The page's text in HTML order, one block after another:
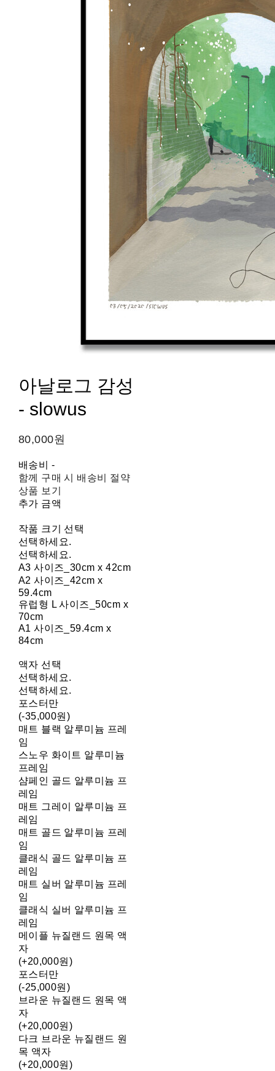
아날로그 감성
- slowus
80,000원
배송비 -
함께 구매 시 배송비 절약
상품 보기
추가 금액
작품 크기 선택
선택하세요.
선택하세요.
A3 사이즈_30cm x 42cm
A2 사이즈_42cm x
59.4cm
유럽형 L 사이즈_50cm x
70cm
A1 사이즈_59.4cm x
84cm
액자 선택
선택하세요.
선택하세요.
포스터만
(-35,000원)
매트 블랙 알루미늄 프레
임
스노우 화이트 알루미늄
프레임
샴페인 골드 알루미늄 프
레임
매트 그레이 알루미늄 프
레임
매트 골드 알루미늄 프레
임
클래식 골드 알루미늄 프
레임
매트 실버 알루미늄 프레
임
클래식 실버 알루미늄 프
레임
메이플 뉴질랜드 원목 액
자
(+20,000원)
포스터만
(-25,000원)
브라운 뉴질랜드 원목 액
자
(+20,000원)
다크 브라운 뉴질랜드 원
목 액자
(+20,000원)